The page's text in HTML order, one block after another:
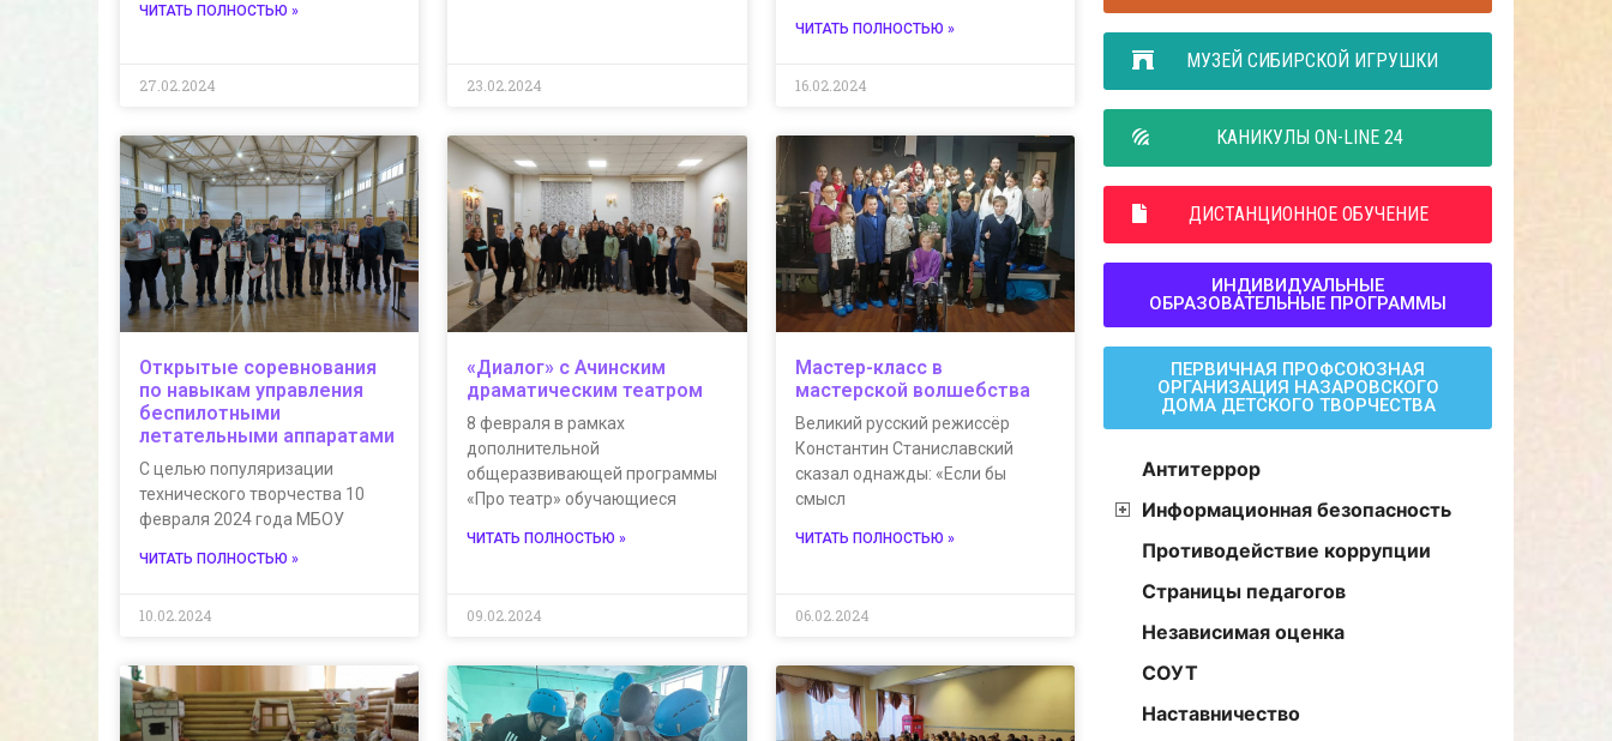
ЧИТАТЬ ПОЛНОСТЬЮ »
27.02.2024 23.02.2024
ЧИТАТЬ ПОЛНОСТЬЮ »
16.02.2024
Открытые соревнования
по навыкам управления
беспилотными
летательными аппаратами
С целью популяризации
технического творчества 10
февраля 2024 года МБОУ
ЧИТАТЬ ПОЛНОСТЬЮ »
10.02.2024
«Диалог» с Ачинским
драматическим театром
8 февраля в рамках
дополнительной
общеразвивающей программы
«Про театр» обучающиеся
ЧИТАТЬ ПОЛНОСТЬЮ »
09.02.2024
Мастер-класс в
мастерской волшебства
Великий русский режиссёр
Константин Станиславский
сказал однажды: «Если бы
смысл
ЧИТАТЬ ПОЛНОСТЬЮ »
06.02.2024
МУЗЕЙ СИБИРСКОЙ ИГРУШКИ
КАНИКУЛЫ ON-LINE 24
ДИСТАНЦИОННОЕ ОБУЧЕНИЕ
ИНДИВИДУАЛЬНЫЕ
ОБРАЗОВАТЕЛЬНЫЕ ПРОГРАММЫ
ПЕРВИЧНАЯ ПРОФСОЮЗНАЯ
ОРГАНИЗАЦИЯ НАЗАРОВСКОГО
ДОМА ДЕТСКОГО ТВОРЧЕСТВА
Антитеррор
Информационная безопасность
Противодействие коррупции
Страницы педагогов
Независимая оценка
СОУТ
Наставничество